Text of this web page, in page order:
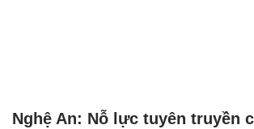
Nghệ An: Nỗ lực tuyên truyền